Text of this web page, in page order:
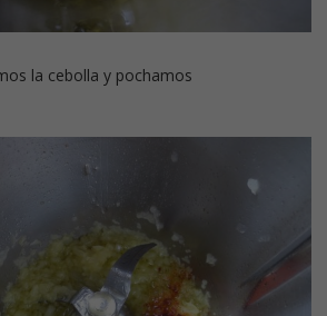
la cebolla y pochamos